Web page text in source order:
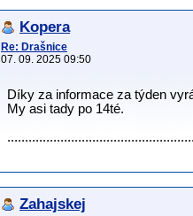
Kopera
Re: Drašnice
07. 09. 2025 09:50
Díky za informace za týden
My asi tady po 14té.
Zahajskej